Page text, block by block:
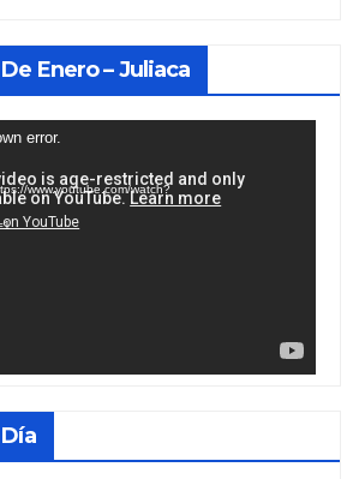
Enero – Juliaca
error.
www.youtube.com/watch?